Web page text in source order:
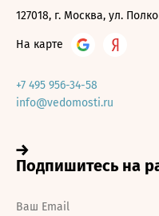
127018, г. Москва, ул.
На карте
+7 495 956-34-58
info@vedomosti.ru